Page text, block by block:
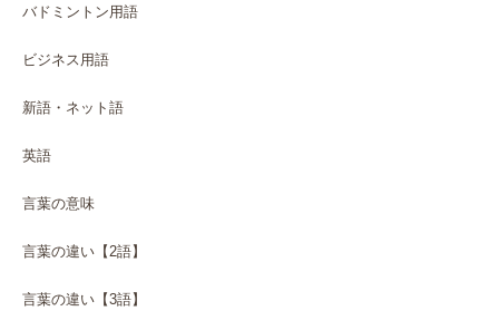
バドミントン用語
ビジネス用語
新語・ネット語
英語
言葉の意味
言葉の違い【2語】
言葉の違い【3語】